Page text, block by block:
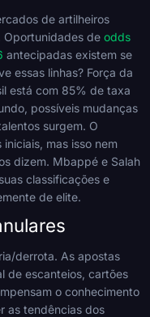
de artilheiros
Oportunidades de odds
antecipadas existem se
essas linhas? Força da
está com 85% de taxa
possíveis mudanças
surgem. O
mas isso nem
dizem. Mbappé e Salah
classificações e
de elite.
derrota. As apostas
de escanteios, cartões
o conhecimento
as tendências dos